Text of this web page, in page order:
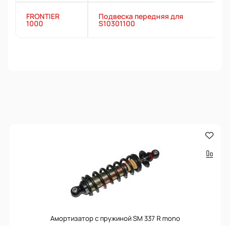
FRONTIER
1000
Подвеска передняя для
S10301100
Амортизатор с пружиной SM 337 R mono